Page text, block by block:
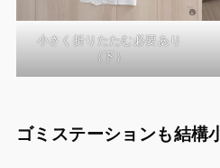
小さく折りたたむ必要あり
（下）
ゴミステーションも結構